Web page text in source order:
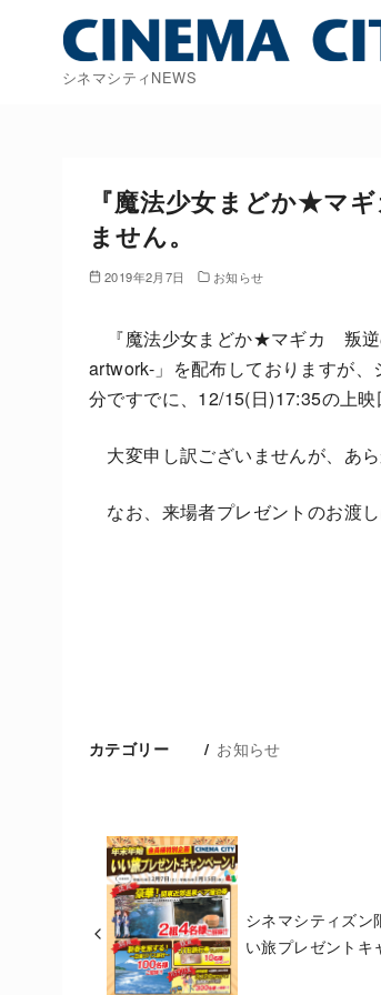
シネマシティNEWS
『魔法少女まどか★マ
ません。
2019年2月7日 お知らせ
『魔法少女まどか★マギカ 叛逆
artwork-」を配布しておりますが
分ですでに、12/15(日)17:35の上
大変申し訳ございませんが、あ
なお、来場者プレゼントのお渡
カテゴリー お知らせ
シネマシティズン
い旅プレゼントキ